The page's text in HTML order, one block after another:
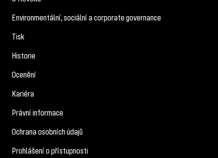
Environmentální, sociální a corporate governance
Tisk
Historie
Ocenění
Kariéra
Právní informace
Ochrana osobních údajů
Prohlášení o přístupnosti